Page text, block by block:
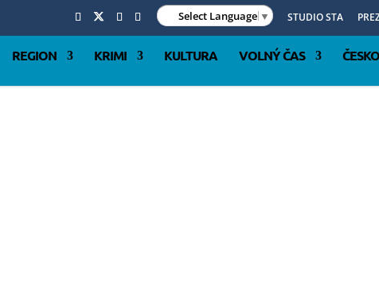
Select Language ▼ STUDIO STA
REGION KRIMI KULTURA VOLNÝ ČAS ČESKO